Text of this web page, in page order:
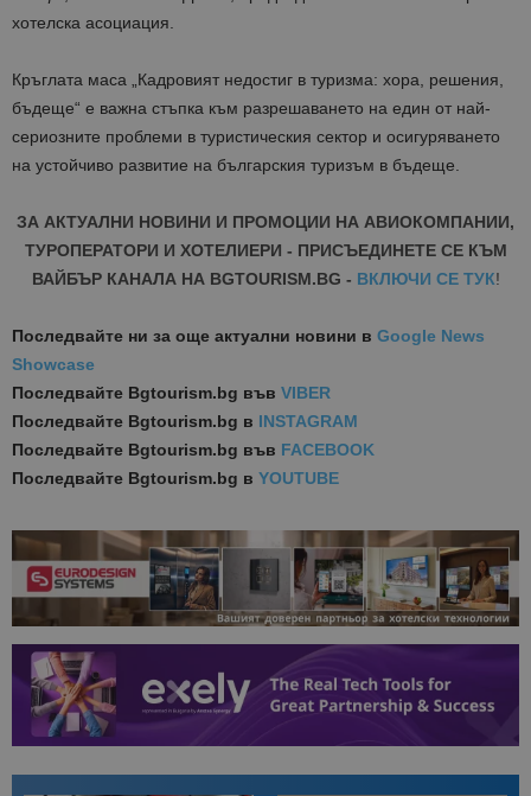
хотелска асоциация.
Кръглата маса „Кадровият недостиг в туризма: хора, решения,
бъдеще“ е важна стъпка към разрешаването на един от най-
сериозните проблеми в туристическия сектор и осигуряването
на устойчиво развитие на българския туризъм в бъдеще.
ЗА АКТУАЛНИ НОВИНИ И ПРОМОЦИИ НА АВИОКОМПАНИИ,
ТУРОПЕРАТОРИ И ХОТЕЛИЕРИ - ПРИСЪЕДИНЕТЕ СЕ КЪМ
ВАЙБЪР КАНАЛА НА BGTOURISM.BG - ВКЛЮЧИ СЕ ТУК!
Последвайте ни за още актуални новини в Google News
Showcase
Последвайте Bgtourism.bg във VIBER
Последвайте Bgtourism.bg в INSTAGRAM
Последвайте Bgtourism.bg във FACEBOOK
Последвайте Bgtourism.bg в YOUTUBE